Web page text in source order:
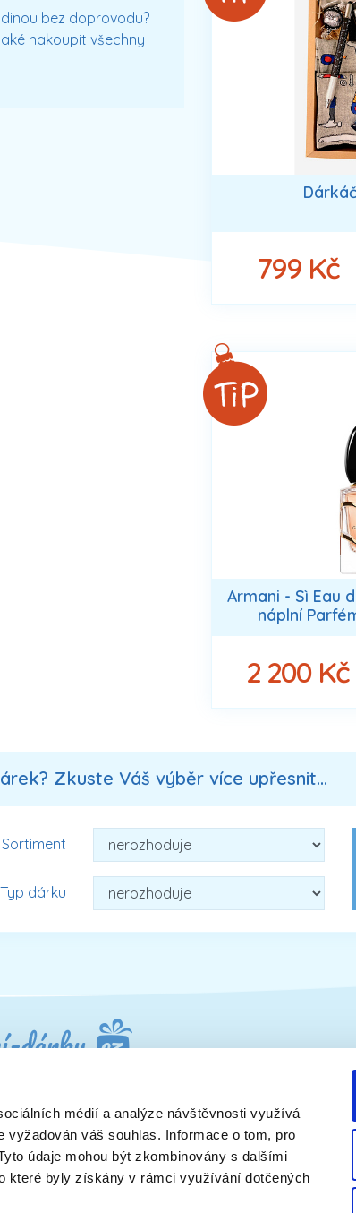
médií a analýze návštěvnosti využívá
váš souhlas. Informace o tom, pro
údaje mohou být zkombinovány s dalšími
které byly získány v rámci využívání dotčených
bez doprovodu?
nakoupit všechny
799 Kč
Armani - Sì Eau
náplní
2 200 Kč
Zkuste Váš výběr více upřesnit...
Sortiment
Typ dárku
Dárky pro syna
Dárky pro dědečka
a páry
Dárky pro přítelkyni
Vánoční
Vánoční